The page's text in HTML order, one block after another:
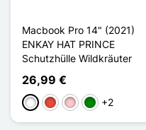
Macbook Pro 14" (2021)
ENKAY HAT PRINCE
Schutzhülle Wildkräuter
26,99 €
WeißRot PinkGrün+2